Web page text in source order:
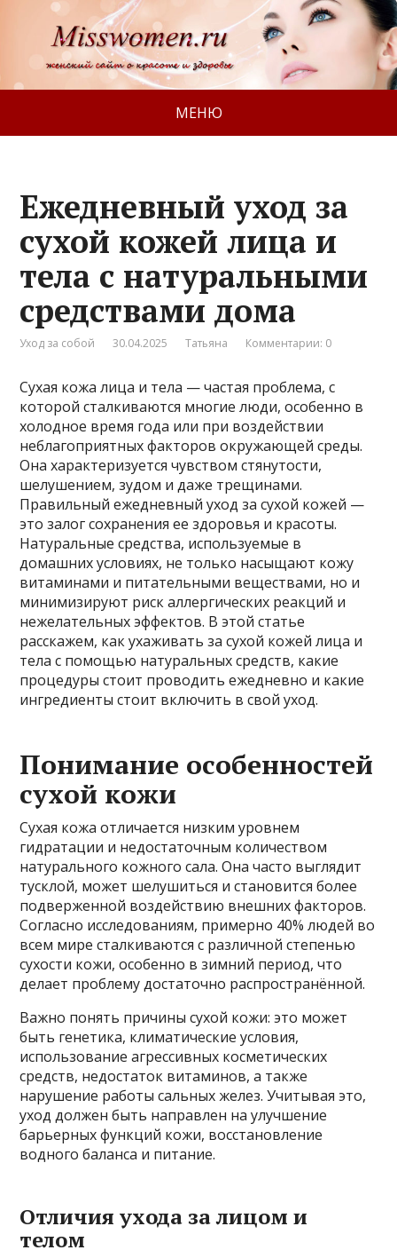
МЕНЮ
Ежедневный уход за
сухой кожей лица и
тела с натуральными
средствами дома
Уход за собой 30.04.2025 Татьяна Комментарии: 0
Сухая кожа лица и тела — частая проблема, с
которой сталкиваются многие люди, особенно в
холодное время года или при воздействии
неблагоприятных факторов окружающей среды.
Она характеризуется чувством стянутости,
шелушением, зудом и даже трещинами.
Правильный ежедневный уход за сухой кожей —
это залог сохранения ее здоровья и красоты.
Натуральные средства, используемые в
домашних условиях, не только насыщают кожу
витаминами и питательными веществами, но и
минимизируют риск аллергических реакций и
нежелательных эффектов. В этой статье
расскажем, как ухаживать за сухой кожей лица и
тела с помощью натуральных средств, какие
процедуры стоит проводить ежедневно и какие
ингредиенты стоит включить в свой уход.
Понимание особенностей
сухой кожи
Сухая кожа отличается низким уровнем
гидратации и недостаточным количеством
натурального кожного сала. Она часто выглядит
тусклой, может шелушиться и становится более
подверженной воздействию внешних факторов.
Согласно исследованиям, примерно 40% людей во
всем мире сталкиваются с различной степенью
сухости кожи, особенно в зимний период, что
делает проблему достаточно распространённой.
Важно понять причины сухой кожи: это может
быть генетика, климатические условия,
использование агрессивных косметических
средств, недостаток витаминов, а также
нарушение работы сальных желез. Учитывая это,
уход должен быть направлен на улучшение
барьерных функций кожи, восстановление
водного баланса и питание.
Отличия ухода за лицом и
телом